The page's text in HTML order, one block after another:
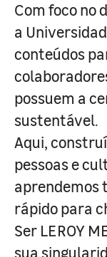
Com foco no
a
conteúdos
possuem a
sustentável.
Aqui,
pessoas e
aprendemos
rápido para
Ser LEROY
sua